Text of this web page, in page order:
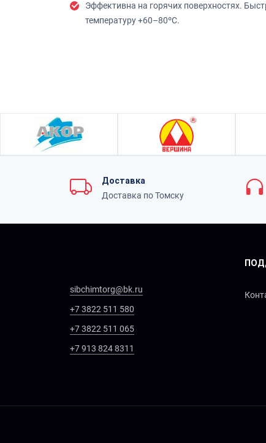
Эффективна на горячих поверхностях.
температуру +60–80ºС.
Доставка
Доставка по Томску
sibchimtorg@bk.ru
+7 3822 511 580
+7 3822 511 065
+7 913 824 8311